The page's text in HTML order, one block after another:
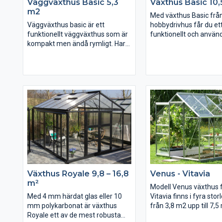
växthuset.
färg än
önskad färg i
vid beställning.
Väggväxthus Basic 5,3
m2
Väggväxthus basic är ett
funktionellt väggväxthus som är
kompakt men ändå rymligt. Har
egna tomater, gurkor eller varför
inte kiwi. Storleken må vara
kompakt, men du kommer
uppleva utrymmet överraskande
stort.
Växthus Basic
Med växthus Basic
hobbydrivhus får du
funktionellt och
Växthuset monteras
rostfria stålbultar som
väsentligt starkare än
aluminiumbultar som
används vid
Växthuset kommer
mm polykarbonat
härdat glas som fästs
silikon (inkluderat i
svarta plastlister vilket
stabilt och snyggt.
Växthus Royale 9,8 – 16,8
m²
Med 4 mm härdat glas eller 10
mm polykarbonat är växthus
Royale ett av de mest robusta
Venus - Vitavia
Modell Venus växthus
Vitavia finns i fyra
från 3,8 m2 upp till 7,5